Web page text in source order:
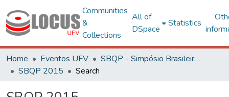
Communities
&
Collections
All of
DSpace
Statistics
Home Eventos UFV
SBQP - Simpósio Brasileiro de Qualidade do Projeto no Ambiente Construído
SBQP 2015
Search